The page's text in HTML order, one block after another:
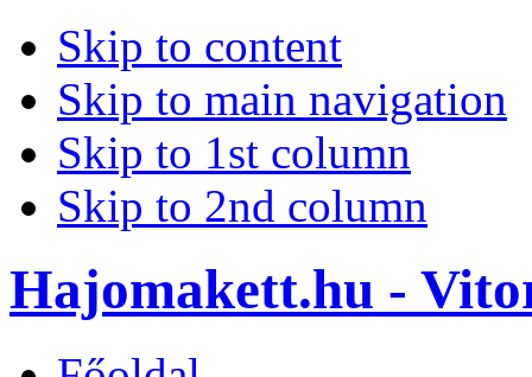
Skip to content
Skip to main navigation
Skip to 1st column
Skip to 2nd column
Hajomakett.hu -